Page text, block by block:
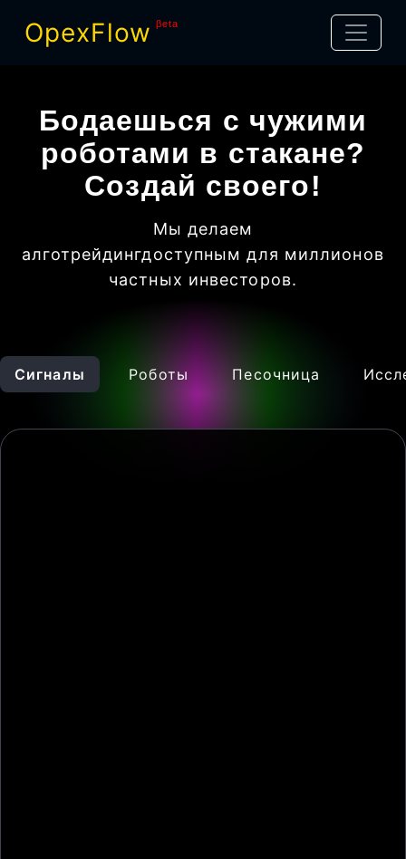
OpexFlow βeta
Бодаешься с чужими
роботами в стакане?
Создай своего!
Мы делаем
алготрейдингдоступным для миллионов
частных инвесторов.
Сигналы Роботы Песочница